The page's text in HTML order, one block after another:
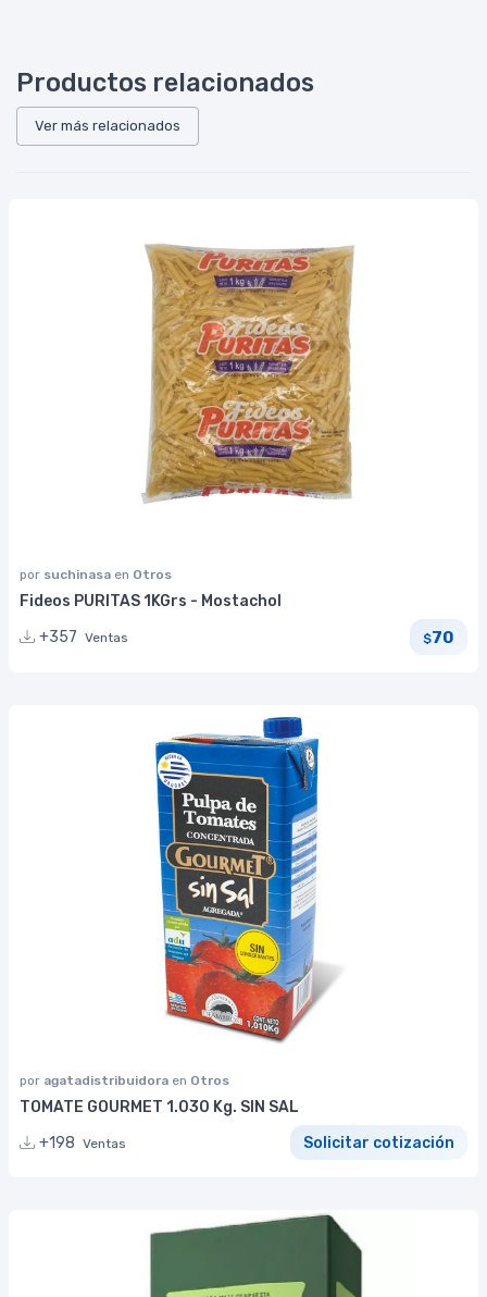
Productos relacionados
Ver más relacionados
por suchinasa en Otros
Fideos PURITAS 1KGrs - Mostachol
+357 Ventas $70
por agatadistribuidora en Otros
TOMATE GOURMET 1.030 Kg. SIN SAL
+198 Ventas Solicitar cotización